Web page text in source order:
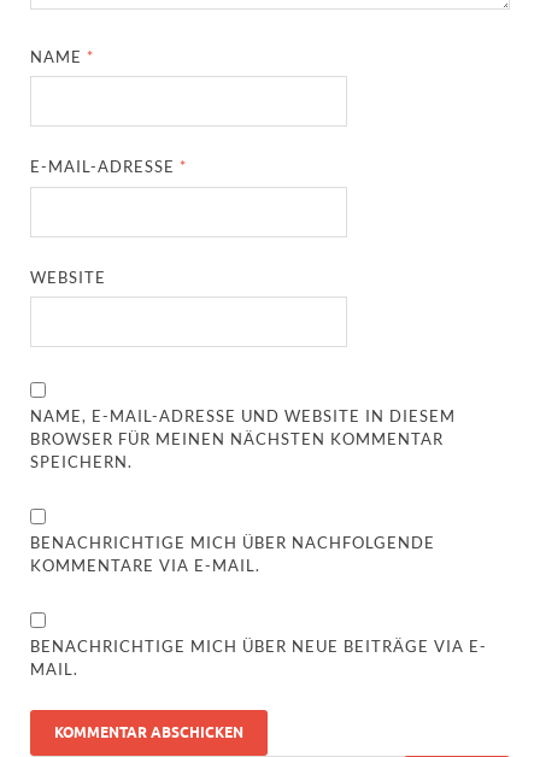
NAME *
E-MAIL-ADRESSE *
WEBSITE
NAME, E-MAIL-ADRESSE UND WEBSITE IN DIESEM
BROWSER FÜR MEINEN NÄCHSTEN KOMMENTAR
SPEICHERN.
BENACHRICHTIGE MICH ÜBER NACHFOLGENDE
KOMMENTARE VIA E-MAIL.
BENACHRICHTIGE MICH ÜBER NEUE BEITRÄGE VIA E-
MAIL.